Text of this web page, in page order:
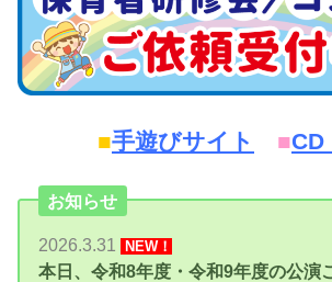
■手遊びサイト ■CD
お知らせ
2026.3.31 NEW！
本日、令和8年度・令和9年度の公演